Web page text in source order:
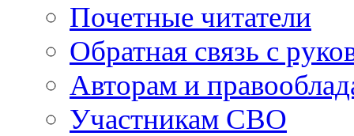
Почетные читатели
Обратная связь с
Авторам и
Участникам СВО